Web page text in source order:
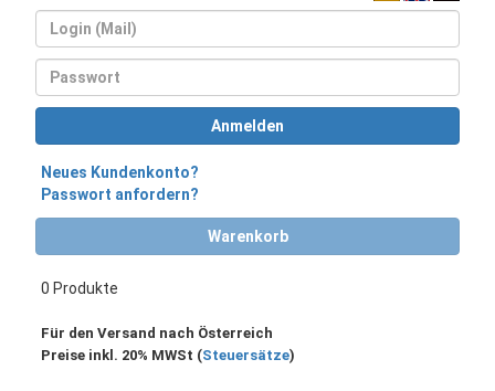
Login
Passwort
Anmelden
Neues Kundenkonto?
Passwort anfordern?
Warenkorb
0 Produkte
Für den Versand nach Österreich
Preise inkl. 20% MWSt (Steuersätze)